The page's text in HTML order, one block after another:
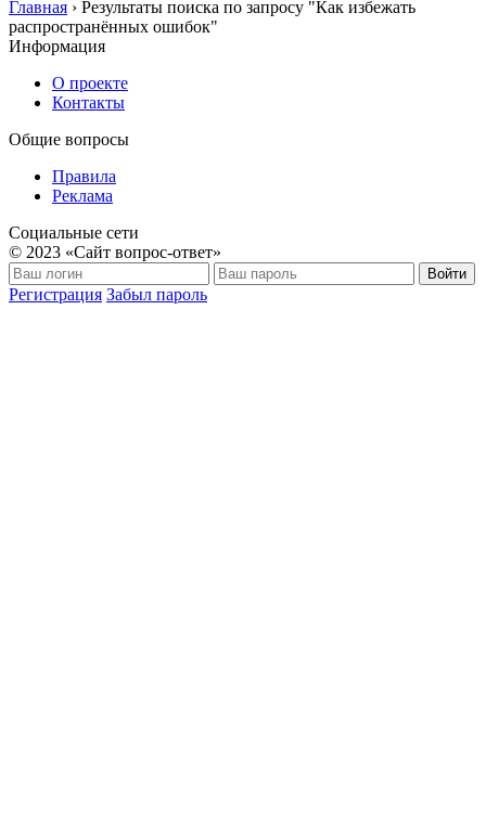
Главная › Результаты поиска по запросу "Как избежать
распространённых ошибок"
Информация
О проекте
Контакты
Общие вопросы
Правила
Реклама
Социальные сети
© 2023 «Сайт вопрос-ответ»
Войти
Регистрация Забыл пароль